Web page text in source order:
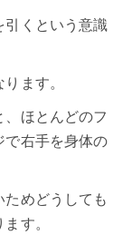
引くという意識
ます。
、ほとんどのフ
で右手を身体の
めどうしても
す。